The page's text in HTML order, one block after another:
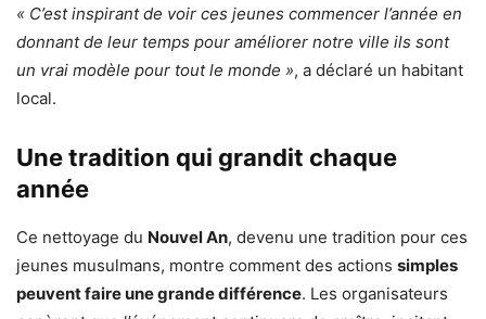
« C’est inspirant de voir ces jeunes commencer l’année en
donnant de leur temps pour améliorer notre ville ils sont
un vrai modèle pour tout le monde », a déclaré un habitant
local.
Une tradition qui grandit chaque
année
Ce nettoyage du Nouvel An, devenu une tradition pour ces
jeunes musulmans, montre comment des actions simples
peuvent faire une grande différence. Les organisateurs